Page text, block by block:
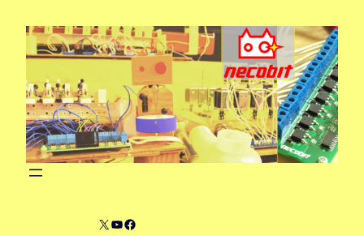
X YouTube
Facebook